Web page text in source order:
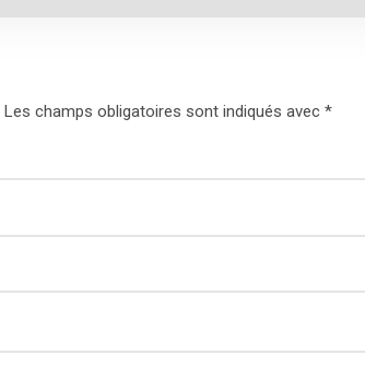
Les champs obligatoires sont indiqués avec *